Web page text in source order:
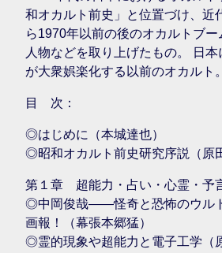
和オカルト前史」と位置づけ、近
ら1970年以前の後のオカルトブー
人物などを取り上げたもの。 日本
が大衆娯楽化する以前のオカルト。
目 次：
◎はじめに（本城達也）
◎昭和オカルト前史研究序説（原
第１章 超能力・占い・心霊・予
◎中岡俊哉――怪奇と恐怖のウル
画報！（幕張本郷猛）
◎霊的現象や超能力と電子工学（